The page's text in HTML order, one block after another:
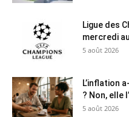
Ligue des
mercredi
5 août 2026
L’inflation
? Non, elle
5 août 2026